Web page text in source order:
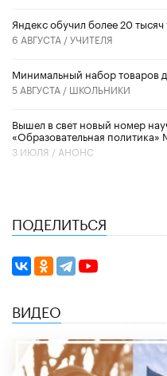
​Яндекс обучил более 20
6 АВГУСТА /УЧИТЕЛЯ
Минимальный набор товаров
5 АВГУСТА / ШКОЛЬНИКИ
Вышел в свет новый номер
«Образовательная
3 ИЮЛЯ / АНОНС
ПОДЕЛИТЬСЯ
ВИДЕО